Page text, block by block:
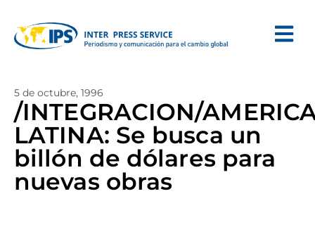
5 de octubre, 1996
/INTEGRACION/
LATINA: Se busca un
billón de dólares para
nuevas obras